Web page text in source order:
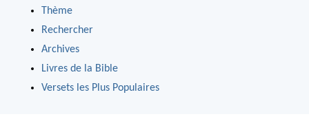
Thème
Rechercher
Archives
Livres de la Bible
Versets les Plus Populaires